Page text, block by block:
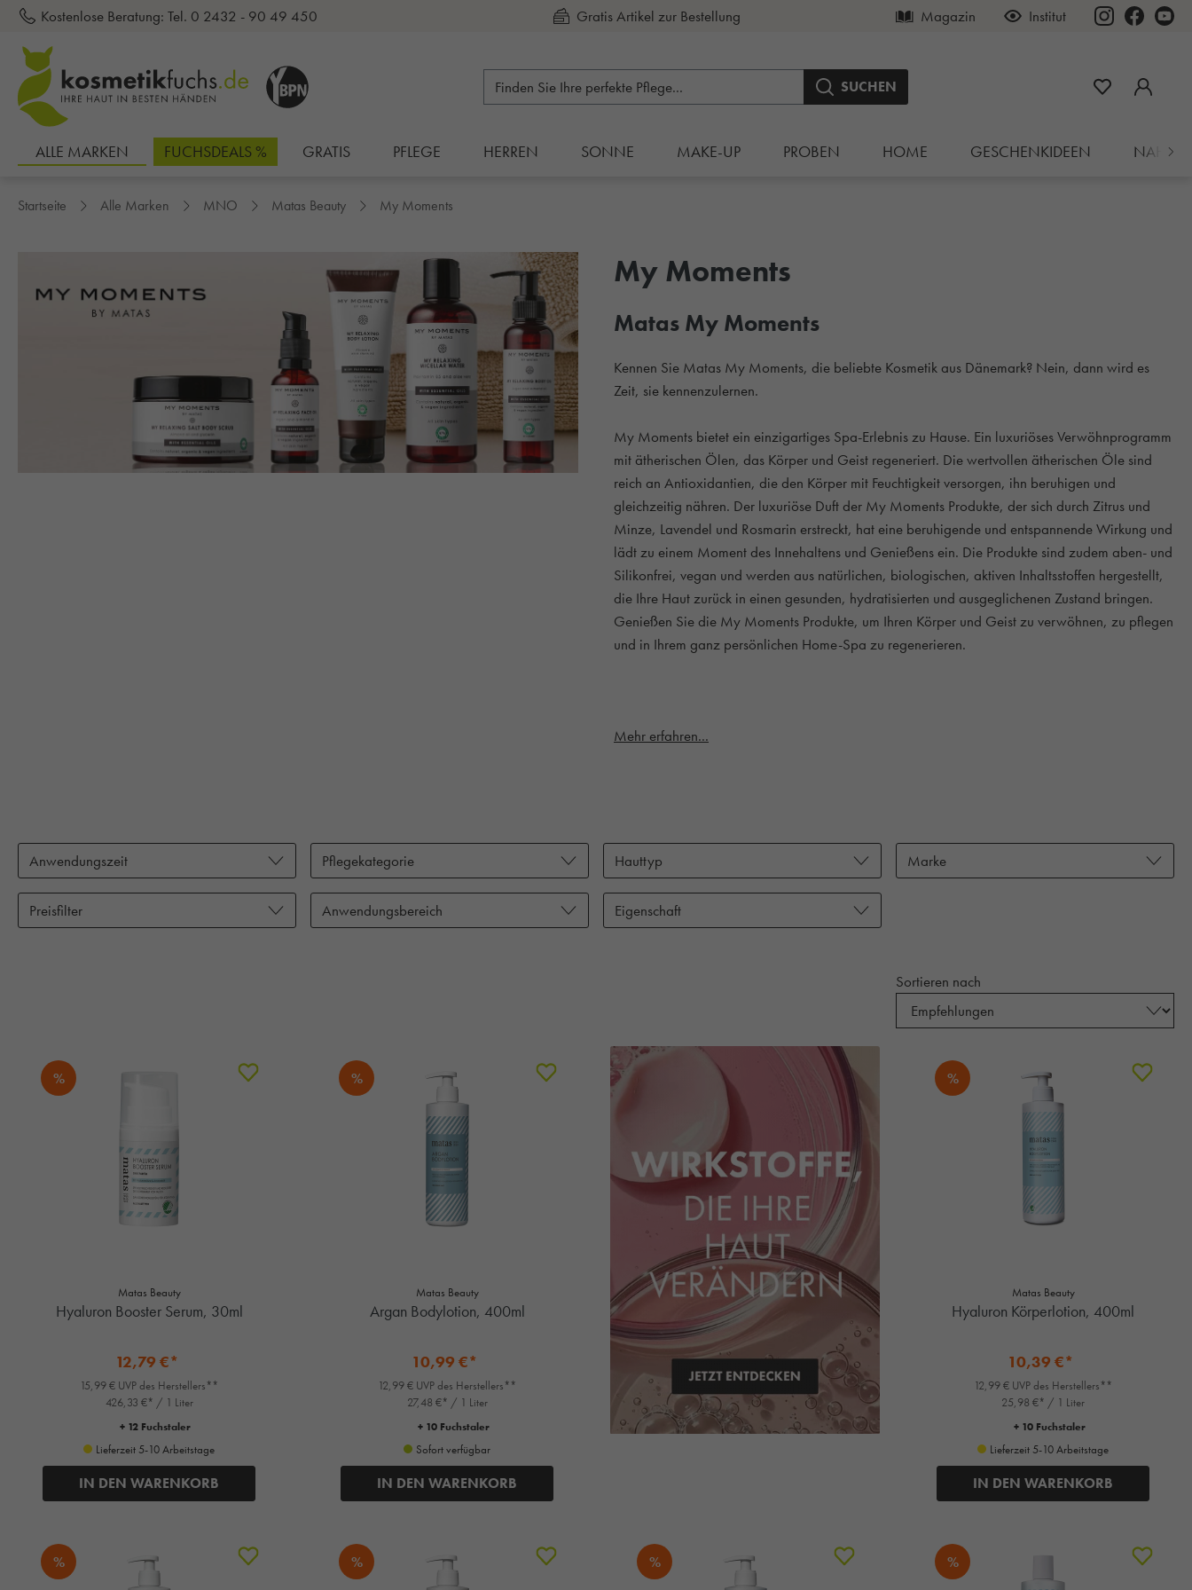
springen
Kostenlose Beratung: Tel. 0 2432 - 90 49 450 Kauf auf Rechnung Magazin Institut
SUCHEN
ALLE MARKEN FUCHSDEALS % GRATIS PFLEGE HERREN SONNE MAKE-UP PROBEN HOME GESCHENKIDEEN
Startseite Alle Marken MNO Matas Beauty My Moments
My Moments
Matas My Moments
Kennen Sie Matas My Moments, die beliebte Kosmetik aus Dänemark? Nein, dann wird es
Zeit, sie kennenzulernen.
My Moments bietet ein einzigartiges Spa-Erlebnis zu Hause. Ein luxuriöses Verwöhnprogramm
mit ätherischen Ölen, das Körper und Geist regeneriert. Die wertvollen ätherischen Öle sind
reich an Antioxidantien, die den Körper mit Feuchtigkeit versorgen, ihn beruhigen und
gleichzeitig nähren. Der luxuriöse Duft der My Moments Produkte, der sich durch Zitrus und
Minze, Lavendel und Rosmarin erstreckt, hat eine beruhigende und entspannende Wirkung und
lädt zu einem Moment des Innehaltens und Genießens ein. Die Produkte sind zudem aben- und
Silikonfrei, vegan und werden aus natürlichen, biologischen, aktiven Inhaltsstoffen hergestellt,
die Ihre Haut zurück in einen gesunden, hydratisierten und ausgeglichenen Zustand bringen.
Genießen Sie die My Moments Produkte, um Ihren Körper und Geist zu verwöhnen, zu pflegen
und in Ihrem ganz persönlichen Home-Spa zu regenerieren.
Mehr erfahren...
Anwendungszeit Pflegekategorie Hauttyp Marke
Preisfilter Anwendungsbereich Eigenschaft
Sortieren nach
%
Matas Beauty
Hyaluron Booster Serum, 30ml
12,79 €*
15,99 € UVP des Herstellers**
426,33 €* / 1 Liter
+ 12 Fuchstaler
Lieferzeit 5-10 Arbeitstage
IN DEN WARENKORB
%
Matas Beauty
Argan Bodylotion, 400ml
10,99 €*
12,99 € UVP des Herstellers**
27,48 €* / 1 Liter
+ 10 Fuchstaler
Sofort verfügbar
IN DEN WARENKORB
%
Matas Beauty
Hyaluron Körperlotion, 400ml
10,39 €*
12,99 € UVP des Herstellers**
25,98 €* / 1 Liter
+ 10 Fuchstaler
Lieferzeit 5-10 Arbeitstage
IN DEN WARENKORB
% % % %